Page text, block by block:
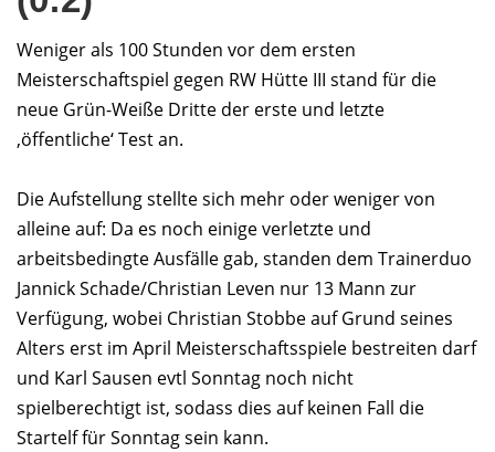
Weniger als 100 Stunden vor dem ersten
Meisterschaftspiel gegen RW Hütte III stand für die
neue Grün-Weiße Dritte der erste und letzte
‚öffentliche‘ Test an.
Die Aufstellung stellte sich mehr oder weniger von
alleine auf: Da es noch einige verletzte und
arbeitsbedingte Ausfälle gab, standen dem Trainerduo
Jannick Schade/Christian Leven nur 13 Mann zur
Verfügung, wobei Christian Stobbe auf Grund seines
Alters erst im April Meisterschaftsspiele bestreiten darf
und Karl Sausen evtl Sonntag noch nicht
spielberechtigt ist, sodass dies auf keinen Fall die
Startelf für Sonntag sein kann.